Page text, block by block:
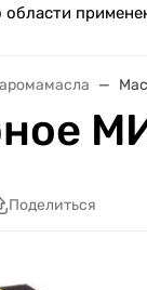
области
Поделиться